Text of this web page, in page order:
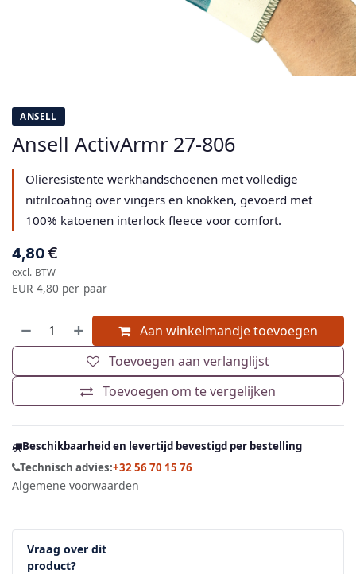
ANSELL
Ansell ActivArmr 27-806
Olieresistente werkhandschoenen met volledige
nitrilcoating over vingers en knokken, gevoerd met
100% katoenen interlock fleece voor comfort.
4,80€
excl. BTW
EUR 4,80 per paar
Aan winkelmandje toevoegen
Toevoegen om te vergelijken
Toevoegen aan verlanglijst
Beschikbaarheid en levertijd bevestigd per bestelling
Technisch advies:+32 56 70 15 76
Algemene voorwaarden
Vraag over dit
product?